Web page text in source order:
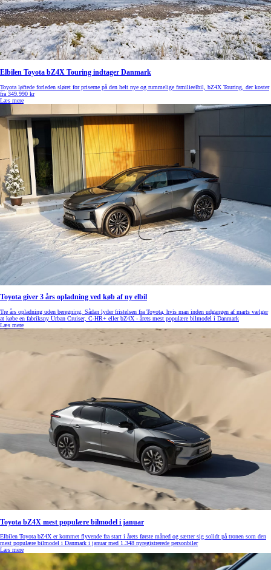
Elbilen Toyota bZ4X Touring indtager Danmark
Toyota løftede forleden sløret for priserne på den helt nye og rummelige familieelbil, bZ4X Touring, der koster
fra 349.990 kr
Læs mere
Toyota giver 3 års opladning ved køb af ny elbil
Tre års opladning uden beregning. Sådan lyder fristelsen fra Toyota, hvis man inden udgangen af marts vælger
at købe en fabriksny Urban Cruiser, C-HR+ eller bZ4X - årets mest populære bilmodel i Danmark
Læs mere
Toyota bZ4X mest populære bilmodel i januar
Elbilen Toyota bZ4X er kommet flyvende fra start i årets første måned og sætter sig solidt på tronen som den
mest populære bilmodel i Danmark i januar med 1.348 nyregistrerede personbiler
Læs mere